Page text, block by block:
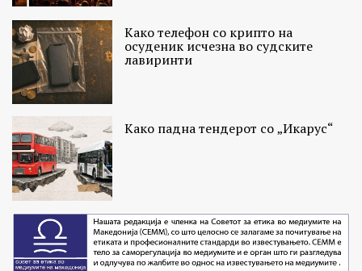
Како телефон со крипто на
осуденик исчезна во судските
лавиринти
Како падна тендерот со „Икарус“